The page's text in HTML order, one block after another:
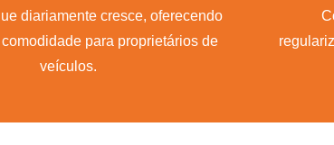
diariamente cresce, oferecendo
para proprietários de
veículos.